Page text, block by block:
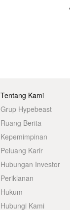
Tentang Kami
Grup Hypebeast
Ruang Berita
Kepemimpinan
Peluang Karir
Hubungan Investor
Periklanan
Hukum
Hubungi Kami